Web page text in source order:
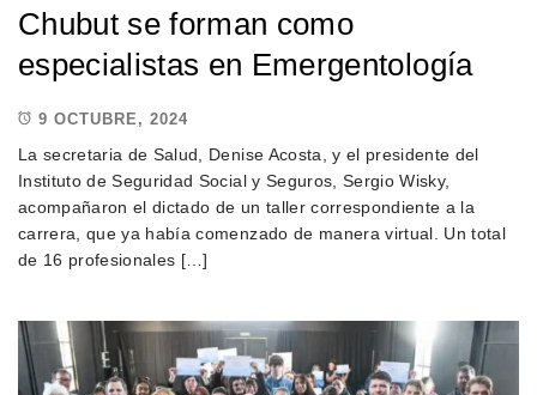
Chubut se forman como
especialistas en Emergentología
9 OCTUBRE, 2024
La secretaria de Salud, Denise Acosta, y el presidente del
Instituto de Seguridad Social y Seguros, Sergio Wisky,
acompañaron el dictado de un taller correspondiente a la
carrera, que ya había comenzado de manera virtual. Un total
de 16 profesionales […]